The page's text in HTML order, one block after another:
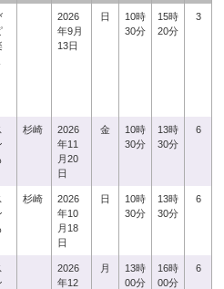
2026
年9月
13日
日
10時
30分
15時
20分
3
杉崎
2026
年11
月20
日
金
10時
30分
13時
30分
6
杉崎
2026
年10
月18
日
日
10時
30分
13時
30分
6
2026
年12
月
13時
00分
16時
00分
6